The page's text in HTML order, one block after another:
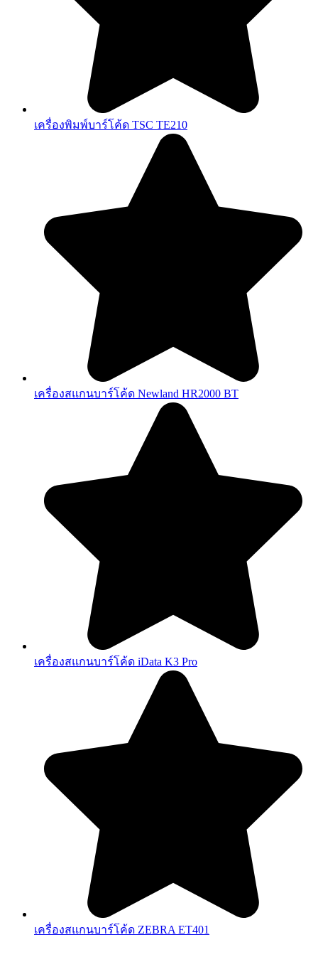
เครื่องพิมพ์บาร์โค้ด TSC TE210
เครื่องสแกนบาร์โค้ด Newland HR2000 BT
เครื่องสแกนบาร์โค้ด iData K3 Pro
เครื่องสแกนบาร์โค้ด ZEBRA ET401